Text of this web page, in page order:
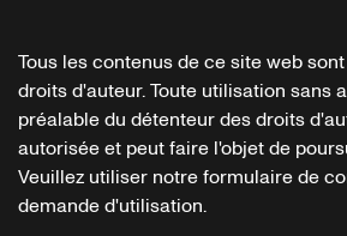
Tous les contenus de ce site web
droits d'auteur. Toute utilisation sans
préalable du détenteur des droits
autorisée et peut faire l'objet de
Veuillez utiliser notre formulaire de
demande d'utilisation.